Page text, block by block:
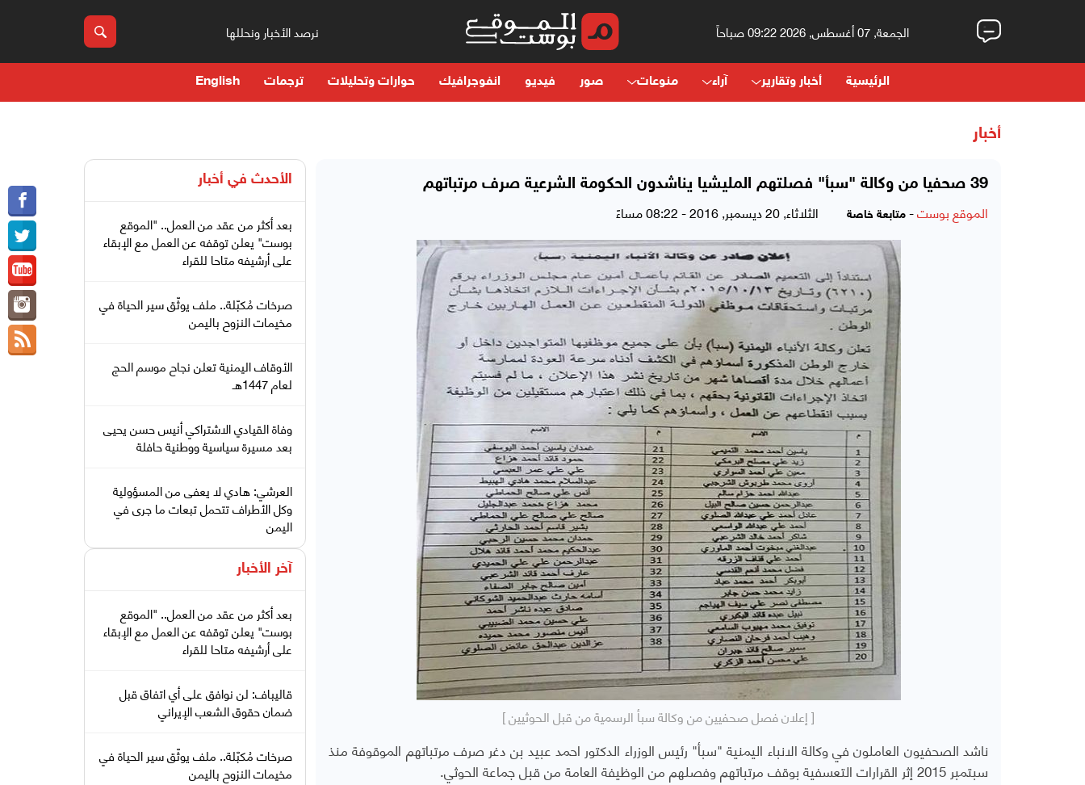
الجمعة, 07 أغسطس, 2026 09:22 صباحاً نرصد الأخبار ونحللها
الرئيسية أخبار وتقارير آراء منوعات صور فيديو انفوجرافيك حوارات وتحليلات ترجمات English
أخبار
39 صحفيا من وكالة "سبأ" فصلتهم المليشيا يناشدون الحكومة الشرعية صرف مرتباتهم
الموقع بوست- متابعة خاصة الثلاثاء, 20 ديسمبر, 2016 - 08:22 مساءً
[ إعلان فصل صحفيين من وكالة سبأ الرسمية من قبل الحوثيين ]
ناشد الصحفيون العاملون في وكالة الانباء اليمنية "سبأ" رئيس الوزراء الدكتور احمد عبيد بن دغر صرف مرتباتهم الموقوفة منذ
سبتمبر 2015 إثر القرارات التعسفية بوقف مرتباتهم وفصلهم من الوظيفة العامة من قبل جماعة الحوثي.
الأحدث في أخبار
بعد أكثر من عقد من العمل.. "الموقع
بوست" يعلن توقفه عن العمل مع الإبقاء
على أرشيفه متاحا للقراء
صرخات مُكبّلة.. ملف يوثّق سير الحياة في
مخيمات النزوح باليمن
الأوقاف اليمنية تعلن نجاح موسم الحج
لعام 1447هـ
وفاة القيادي الاشتراكي أنيس حسن يحيى
بعد مسيرة سياسية ووطنية حافلة
العرشي: هادي لا يعفى من المسؤولية
وكل الأطراف تتحمل تبعات ما جرى في
اليمن
آخر الأخبار
بعد أكثر من عقد من العمل.. "الموقع
بوست" يعلن توقفه عن العمل مع الإبقاء
على أرشيفه متاحا للقراء
قاليباف: لن نوافق على أي اتفاق قبل
ضمان حقوق الشعب الإيراني
صرخات مُكبّلة.. ملف يوثّق سير الحياة في
مخيمات النزوح باليمن